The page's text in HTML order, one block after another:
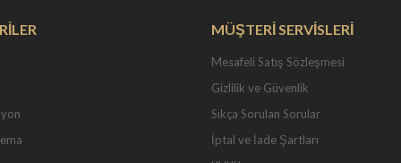
MÜŞTERİ SERVİSLERİ
Mesafeli Satış Sözleşmesi
Gizlilik ve Güvenlik
Sıkça Sorulan Sorular
İptal ve İade Şartları